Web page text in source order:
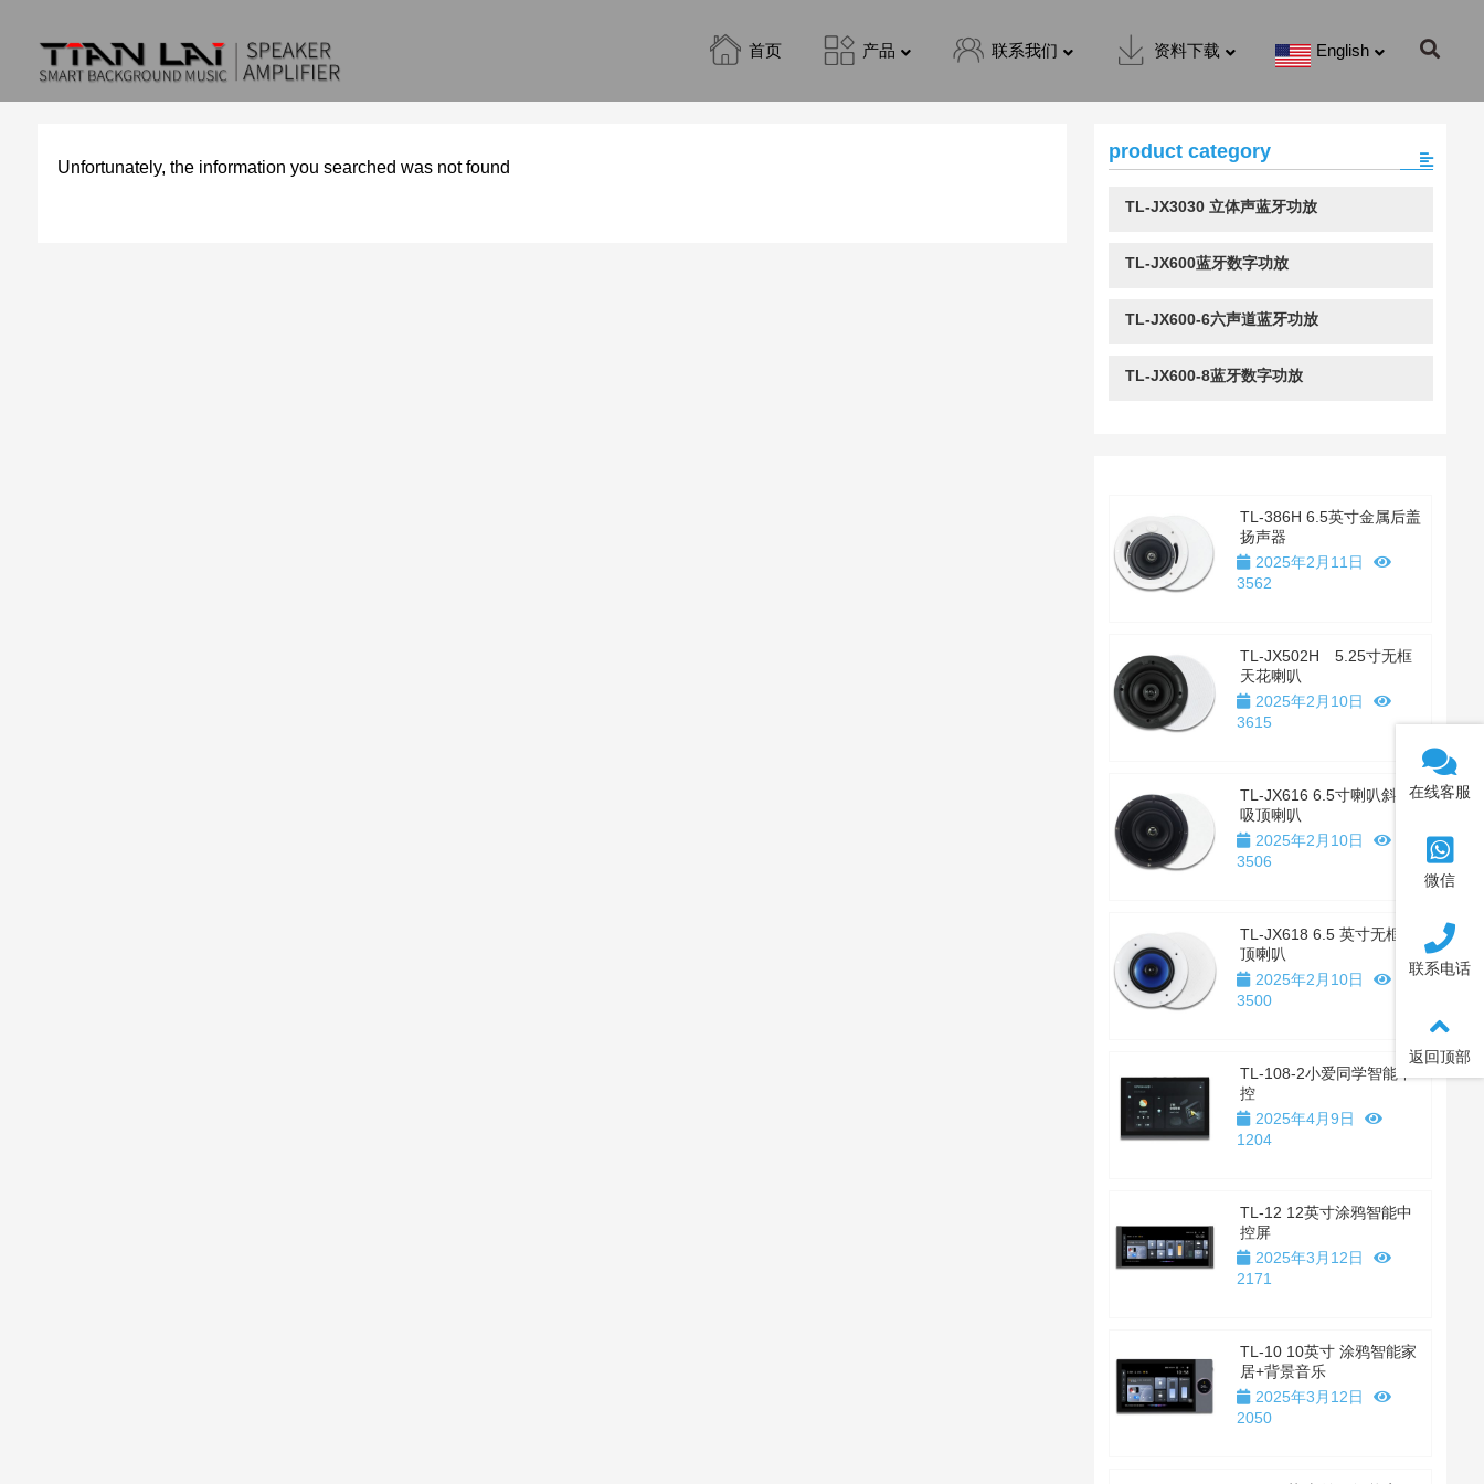
首页 产品 联系我们 资料下载 English
Unfortunately, the information you searched was not found
product category
TL-JX3030 立体声蓝牙功放
TL-JX600蓝牙数字功放
TL-JX600-6六声道蓝牙功放
TL-JX600-8蓝牙数字功放
TL-386H 6.5英寸金属后盖
扬声器
2025年2月11日
3562
TL-JX502H 5.25寸无框
天花喇叭
2025年2月10日
3615
TL-JX616 6.5寸喇叭斜置
吸顶喇叭
2025年2月10日
3506
TL-JX618 6.5 英寸无框吸
顶喇叭
2025年2月10日
3500
TL-108-2小爱同学智能中
控
2025年4月9日
1204
TL-12 12英寸涂鸦智能中
控屏
2025年3月12日
2171
TL-10 10英寸 涂鸦智能家
居+背景音乐
2025年3月12日
2050
在线客服
微信
联系电话
返回顶部